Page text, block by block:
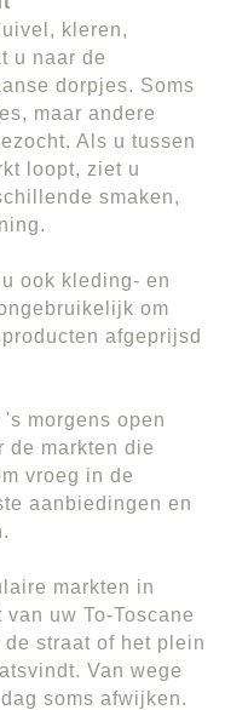
kleren,
u naar de
dorpjes. Soms
maar andere
Als u tussen
loopt, ziet u
smaken,
ook kleding- en
om
afgeprijsd
morgens open
de markten die
vroeg in de
aanbiedingen en
markten in
uw To-Toscane
straat of het plein
Van wege
soms afwijken.